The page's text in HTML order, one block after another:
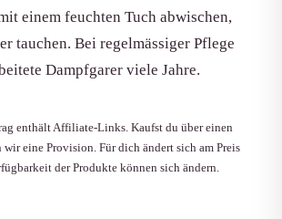
einem feuchten Tuch abwischen,
tauchen. Bei regelmässiger Pflege
Dampfgarer viele Jahre.
enthält Affiliate-Links. Kaufst du über einen
eine Provision. Für dich ändert sich am Preis
der Produkte können sich ändern.